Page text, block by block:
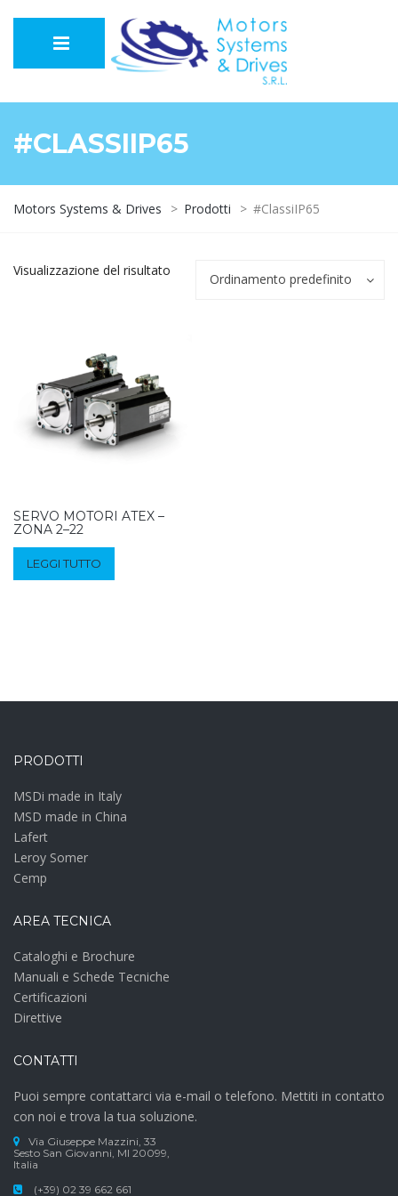
#CLASSIIP65
Motors Systems & Drives > Prodotti > #ClassiIP65
Visualizzazione del risultato
Ordinamento predefinito
SERVO MOTORI ATEX –
ZONA 2–22
LEGGI TUTTO
PRODOTTI
MSDi made in Italy
MSD made in China
Lafert
Leroy Somer
Cemp
AREA TECNICA
Cataloghi e Brochure
Manuali e Schede Tecniche
Certificazioni
Direttive
CONTATTI
Puoi sempre contattarci via e-mail o telefono. Mettiti in contatto
con noi e trova la tua soluzione.
Via Giuseppe Mazzini, 33
Sesto San Giovanni, MI 20099,
Italia
(+39) 02 39 662 661